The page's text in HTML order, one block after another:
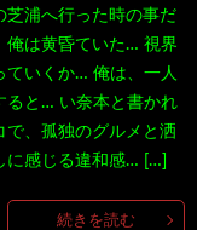
浦へ行った時の事だ
俺は黄昏ていた… 視界
ていくか… 俺は、一人
ると… い奈本と書かれ
、孤独のグルメと洒
に感じる違和感… […]
続きを読む